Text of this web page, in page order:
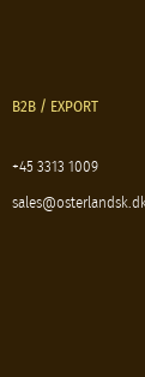
B2B / EXPORT
+45 3313 1009